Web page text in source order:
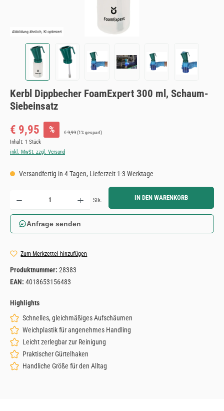
Abbildung ähnlich, KI optimiert
Kerbl Dippbecher FoamExpert 300 ml, Schaum-
Siebeinsatz
Verkaufspreis:
€ 9,95 % Regulärer Preis:
€ 9,99(1% gespart)
Inhalt: 1 Stück
inkl. MwSt. zzgl. Versand
Versandfertig in 4 Tagen, Lieferzeit 1-3 Werktage
Produkt Anzahl: Gib den gewünschten Wert ein oder benutze die Schaltflächen um die Anzahl zu
Stk. IN DEN WARENKORB
Anfrage senden
Zum Merkzettel hinzufügen
Produktnummer: 28383
EAN: 4018653156483
Highlights
Schnelles, gleichmäßiges Aufschäumen
Weichplastik für angenehmes Handling
Leicht zerlegbar zur Reinigung
Praktischer Gürtelhaken
Handliche Größe für den Alltag